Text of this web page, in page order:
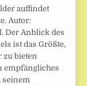
auffindet
Autor:
Der Anblick des
ist das Größte,
zu bieten
empfängliches
seinem